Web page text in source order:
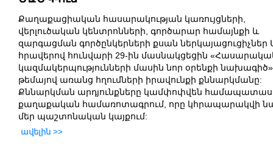
Քաղաքացիական հասարակության կառույցների,
վերլուծական կենտրոնների, գործարար համայնքի և
զարգացման գործընկերների քսան ներկայացուցիչներ
հրավերով հունվարի 29- ին մասնակցեցին
կազմակերպությունների մասին նոր օրենքի նախագիծ»
թեմայով առանց հղումների իրավունքի քննարկմանը:
Քննարկման արդյունքները կամփոփվեն
քաղաքական համառոտագրում, որը կհրապարակվի
մեր պաշտոնական կայքում:
ավելին >>